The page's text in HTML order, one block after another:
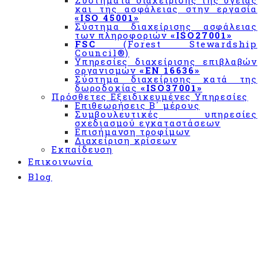
με τον
κανονισμό
«ΕΚ
852/2004»
&
«CODEX
ALIMENTARIUS»
Σύστημα
διαχείρισης
«BRCGS»
Σύστημα
και της ασφάλειας στην εργασία
«ISO 45001»
Σύστημα διαχείρισης ασφάλειας
των πληροφοριών «ISO27001»
FSC (Forest Stewardship
Council®)
Υπηρεσίες διαχείρισης επιβλαβών
οργανισμών «EN 16636»
Σύστημα διαχείρισης κατά της
δωροδοκίας «ISO37001»
Πρόσθετες Εξειδικευμένες Υπηρεσίες
Επιθεωρήσεις Β΄ μέρους
Συμβουλευτικές υπηρεσίες
σχεδιασμού εγκαταστάσεων
Επισήμανση τροφίμων
Διαχείριση κρίσεων
Εκπαίδευση
Επικοινωνία
Blog